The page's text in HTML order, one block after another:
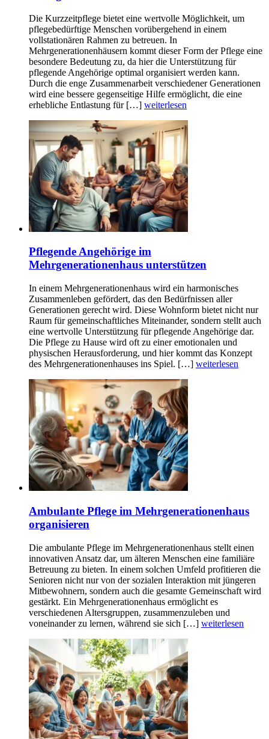
Die Kurzzeitpflege bietet eine wertvolle Möglichkeit, um
pflegebedürftige Menschen vorübergehend in einem
vollstationären Rahmen zu betreuen. In
Mehrgenerationenhäusern kommt dieser Form der Pflege eine
besondere Bedeutung zu, da hier die Unterstützung für
pflegende Angehörige optimal organisiert werden kann.
Durch die enge Zusammenarbeit verschiedener Generationen
wird eine bessere gegenseitige Hilfe ermöglicht, die eine
erhebliche Entlastung für […] weiterlesen
Pflegende Angehörige im
Mehrgenerationenhaus unterstützen
In einem Mehrgenerationenhaus wird ein harmonisches
Zusammenleben gefördert, das den Bedürfnissen aller
Generationen gerecht wird. Diese Wohnform bietet nicht nur
Raum für gemeinschaftliches Miteinander, sondern stellt auch
eine wertvolle Unterstützung für pflegende Angehörige dar.
Die Pflege zu Hause wird oft zu einer emotionalen und
physischen Herausforderung, und hier kommt das Konzept
des Mehrgenerationenhauses ins Spiel. […] weiterlesen
Ambulante Pflege im Mehrgenerationenhaus
organisieren
Die ambulante Pflege im Mehrgenerationenhaus stellt einen
innovativen Ansatz dar, um älteren Menschen eine familiäre
Betreuung zu bieten. In einem solchen Umfeld profitieren die
Senioren nicht nur von der sozialen Interaktion mit jüngeren
Mitbewohnern, sondern auch die gesamte Gemeinschaft wird
gestärkt. Ein Mehrgenerationenhaus ermöglicht es
verschiedenen Altersgruppen, zusammenzuleben und
voneinander zu lernen, während sie sich […] weiterlesen